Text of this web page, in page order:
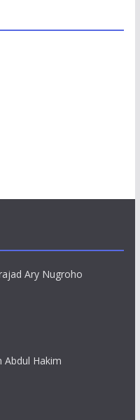
Ary Nugroho
Abdul Hakim